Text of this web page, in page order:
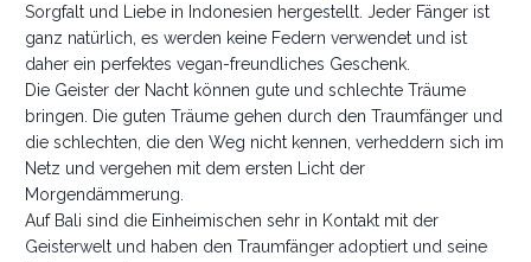
Sorgfalt und Liebe in Indonesien hergestellt. Jeder Fänger ist
ganz natürlich, es werden keine Federn verwendet und ist
daher ein perfektes vegan-freundliches Geschenk.
Die Geister der Nacht können gute und schlechte Träume
bringen. Die guten Träume gehen durch den Traumfänger und
die schlechten, die den Weg nicht kennen, verheddern sich im
Netz und vergehen mit dem ersten Licht der
Morgendämmerung.
Auf Bali sind die Einheimischen sehr in Kontakt mit der
Geisterwelt und haben den Traumfänger adoptiert und seine